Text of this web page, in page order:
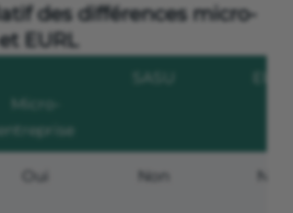
des différences micro-
EURL
entreprise
Oui Non Non